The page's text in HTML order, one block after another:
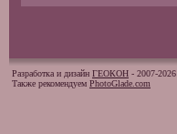
Разработка и дизайн ГЕОКОН - 2007-2026
Также рекомендуем PhotoGlade.com